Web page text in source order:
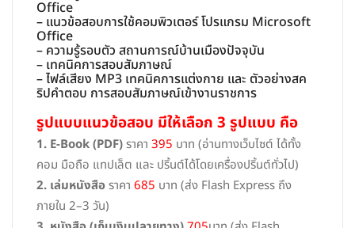
Office
– แนวข้อสอบการใช้คอมพิวเตอร์ โปรแกรม Microsoft
Office
– ความรู้รอบตัว สถานการณ์บ้านเมืองปัจจุบัน
– เทคนิคการสอบสัมภาษณ์
– ไฟล์เสียง MP3 เทคนิคการแต่งกาย และ ตัวอย่างสค
ริปคำตอบ การสอบสัมภาษณ์เข้างานราชการ
รูปแบบแนวข้อสอบ มีให้เลือก 3 รูปแบบ คือ
1. E-Book (PDF)ราคา 395 บาท (อ่านทางเว็บไซต์ ได้ทั้ง
คอม มือถือ แทปเล็ต และ ปริ้นต์ได้โดยเครื่องปริ้นต์ทั่วไป)
2. เล่มหนังสือราคา 685 บาท (ส่ง Flash Express ถึง
ภายใน 2–3 วัน)